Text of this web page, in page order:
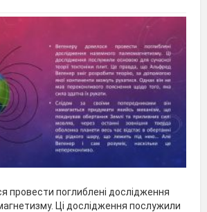
провести поглиблені дослідження
Ці дослідження послужили